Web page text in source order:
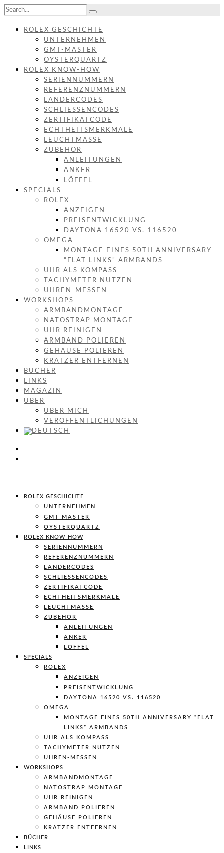
ROLEX GESCHICHTE
UNTERNEHMEN
GMT-MASTER
OYSTERQUARTZ
ROLEX KNOW-HOW
SERIENNUMMERN
REFERENZNUMMERN
LÄNDERCODES
SCHLIESSENCODES
ZERTIFIKATCODE
ECHTHEITSMERKMALE
LEUCHTMASSE
ZUBEHÖR
ANLEITUNGEN
ANKER
LÖFFEL
SPECIALS
ROLEX
ANZEIGEN
PREISENTWICKLUNG
DAYTONA 16520 VS. 116520
OMEGA
MONTAGE EINES 50TH ANNIVERSARY
“FLAT LINKS” ARMBANDS
UHR ALS KOMPASS
TACHYMETER NUTZEN
UHREN-MESSEN
WORKSHOPS
ARMBANDMONTAGE
NATOSTRAP MONTAGE
UHR REINIGEN
ARMBAND POLIEREN
GEHÄUSE POLIEREN
KRATZER ENTFERNEN
BÜCHER
LINKS
MAGAZIN
ÜBER
ÜBER MICH
VERÖFFENTLICHUNGEN
ROLEX GESCHICHTE
UNTERNEHMEN
GMT-MASTER
OYSTERQUARTZ
ROLEX KNOW-HOW
SERIENNUMMERN
REFERENZNUMMERN
LÄNDERCODES
SCHLIESSENCODES
ZERTIFIKATCODE
ECHTHEITSMERKMALE
LEUCHTMASSE
ZUBEHÖR
ANLEITUNGEN
ANKER
LÖFFEL
SPECIALS
ROLEX
ANZEIGEN
PREISENTWICKLUNG
DAYTONA 16520 VS. 116520
OMEGA
MONTAGE EINES 50TH ANNIVERSARY “FLAT
LINKS” ARMBANDS
UHR ALS KOMPASS
TACHYMETER NUTZEN
UHREN-MESSEN
WORKSHOPS
ARMBANDMONTAGE
NATOSTRAP MONTAGE
UHR REINIGEN
ARMBAND POLIEREN
GEHÄUSE POLIEREN
KRATZER ENTFERNEN
BÜCHER
LINKS